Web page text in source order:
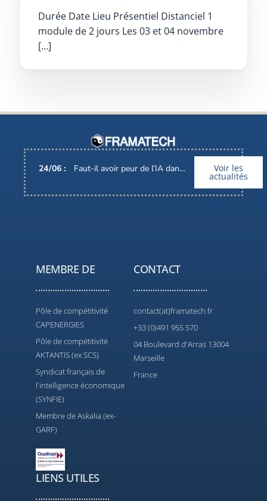
Durée Date Lieu Présentiel Distanciel 1
module de 2 jours Les 03 et 04 novembre
[…]
24/06 : Faut-il avoir peur de l’IA dans nos métiers ? Voir les
actualités
MEMBRE DE
Pôle de compétitivité
CAPENERGIES
Pôle de compétitivité
AKTANTIS (ex SCS)
Syndicat français de
l'intelligence économique
(SYNFIE)
Membre de Askalia (ex-
GARF)
CONTACT
contact(at)framatech.fr
+33 (0)491 955 570
04 Boulevard d'Arras 13004
Marseille
France
LIENS UTILES